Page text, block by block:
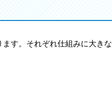
す。それぞれ仕組みに大きな